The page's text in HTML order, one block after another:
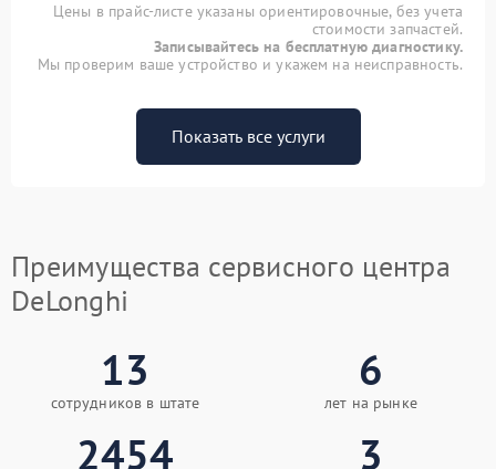
Цены в прайс-листе указаны ориентировочные, без учета
стоимости запчастей.
Записывайтесь на бесплатную диагностику.
Мы проверим ваше устройство и укажем на неисправность.
Показать все услуги
Преимущества сервисного центра
DeLonghi
13
сотрудников в штате
6
лет на рынке
2454 3